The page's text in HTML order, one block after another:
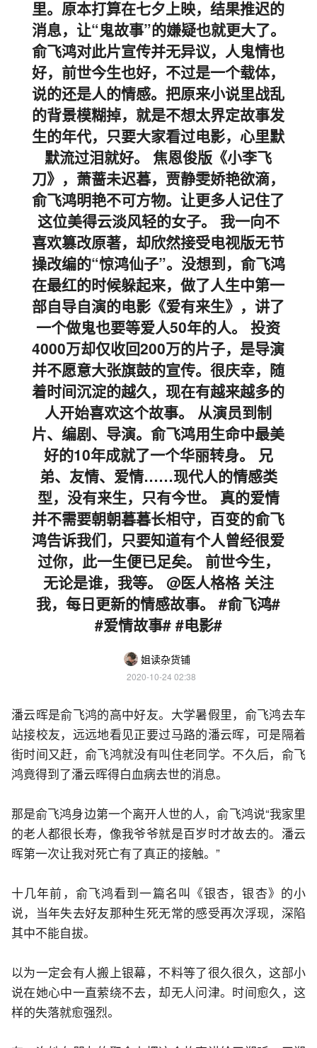
里。原本打算在七夕上映，结果推迟的
消息，让“鬼故事”的嫌疑也就更大了。
俞飞鸿对此片宣传并无异议，人鬼情也
好，前世今生也好，不过是一个载体，
说的还是人的情感。把原来小说里战乱
的背景模糊掉，就是不想太界定故事发
生的年代，只要大家看过电影，心里默
默流过泪就好。 焦恩俊版《小李飞
刀》，萧蔷未迟暮，贾静雯娇艳欲滴，
俞飞鸿明艳不可方物。让更多人记住了
这位美得云淡风轻的女子。 我一向不
喜欢篡改原著，却欣然接受电视版无节
操改编的“惊鸿仙子”。没想到，俞飞鸿
在最红的时候躲起来，做了人生中第一
部自导自演的电影《爱有来生》，讲了
一个做鬼也要等爱人50年的人。 投资
4000万却仅收回200万的片子，是导演
并不愿意大张旗鼓的宣传。很庆幸，随
着时间沉淀的越久，现在有越来越多的
人开始喜欢这个故事。 从演员到制
片、编剧、导演。俞飞鸿用生命中最美
好的10年成就了一个华丽转身。 兄
弟、友情、爱情……现代人的情感类
型，没有来生，只有今世。 真的爱情
并不需要朝朝暮暮长相守，百变的俞飞
鸿告诉我们，只要知道有个人曾经很爱
过你，此一生便已足矣。 前世今生，
无论是谁，我等。 @医人格格 关注
我，每日更新的情感故事。 #俞飞鸿#
#爱情故事# #电影#
姐读杂货铺
2020-10-24 02:38
潘云晖是俞飞鸿的高中好友。大学暑假里，俞飞鸿去车
站接校友，远远地看见正要过马路的潘云晖，可是隔着
街时间又赶，俞飞鸿就没有叫住老同学。不久后，俞飞
鸿竟得到了潘云晖得白血病去世的消息。
那是俞飞鸿身边第一个离开人世的人，俞飞鸿说“我家里
的老人都很长寿，像我爷爷就是百岁时才故去的。潘云
晖第一次让我对死亡有了真正的接触。”
十几年前，俞飞鸿看到一篇名叫《银杏，银杏》的小
说，当年失去好友那种生死无常的感受再次浮现，深陷
其中不能自拔。
以为一定会有人搬上银幕，不料等了很久很久，这部小
说在她心中一直萦绕不去，却无人问津。时间愈久，这
样的失落就愈强烈。